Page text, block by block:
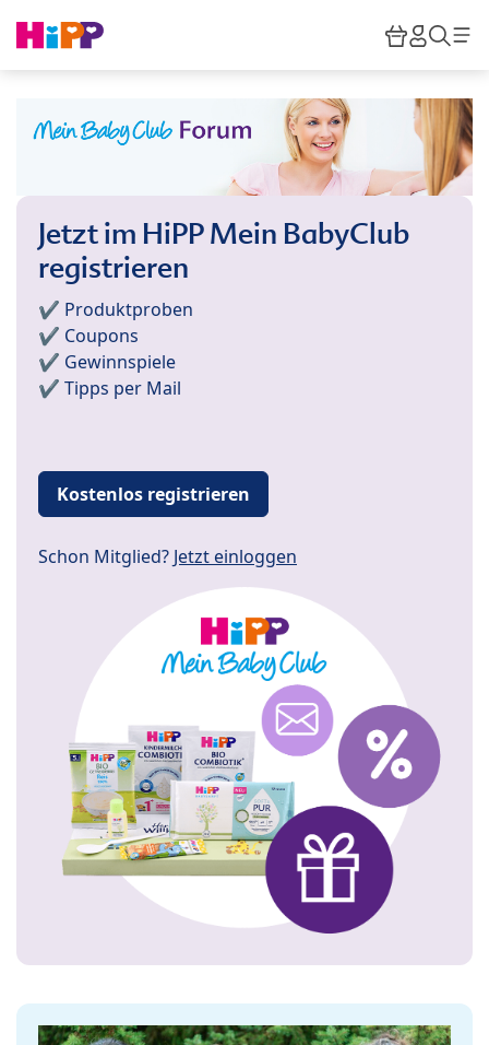
HiPP
Jetzt im HiPP Mein BabyClub
registrieren
✔️ Produktproben
✔️ Coupons
✔️ Gewinnspiele
✔️ Tipps per Mail
Kostenlos registrieren
Schon Mitglied? Jetzt einloggen